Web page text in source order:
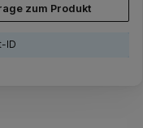
zum Produkt
ID